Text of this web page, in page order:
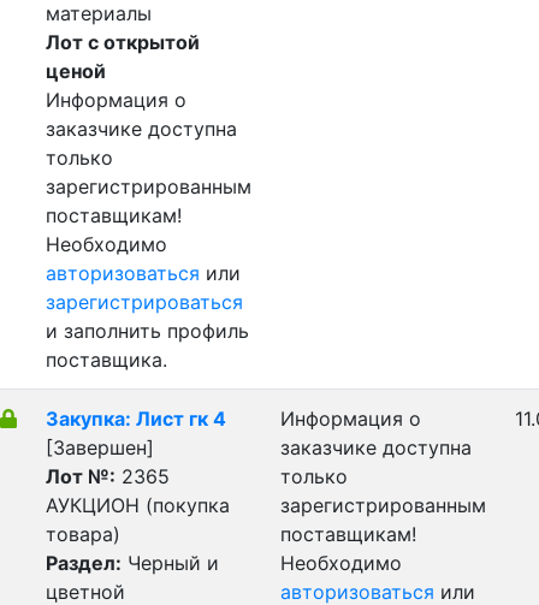
материалы
Лот с открытой
ценой
Информация о
заказчике доступна
только
зарегистрированным
поставщикам!
Необходимо
авторизоваться или
зарегистрироваться
и заполнить профиль
поставщика.
Закупка: Лист гк 4
[Завершен]
Лот №: 2365
АУКЦИОН (покупка
товара)
Раздел: Черный и
цветной
Информация о
заказчике доступна
только
зарегистрированным
поставщикам!
Необходимо
авторизоваться или